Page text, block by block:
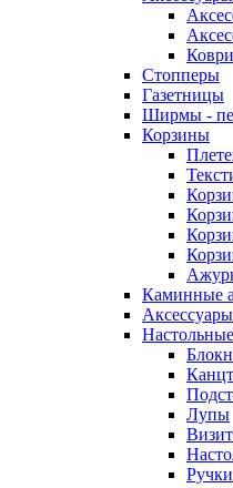
Стопперы
Газетницы
Ширмы -
Корзины
Каминные
Лупы